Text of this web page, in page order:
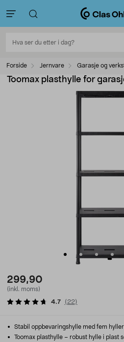
Forside Jernvare Garasje og
Toomax plasthylle for
299,90
(inkl. moms)
4.7 ( 22)
Stabil oppbevaringshylle med fem
Toomax plasthylle – robust hylle i plast